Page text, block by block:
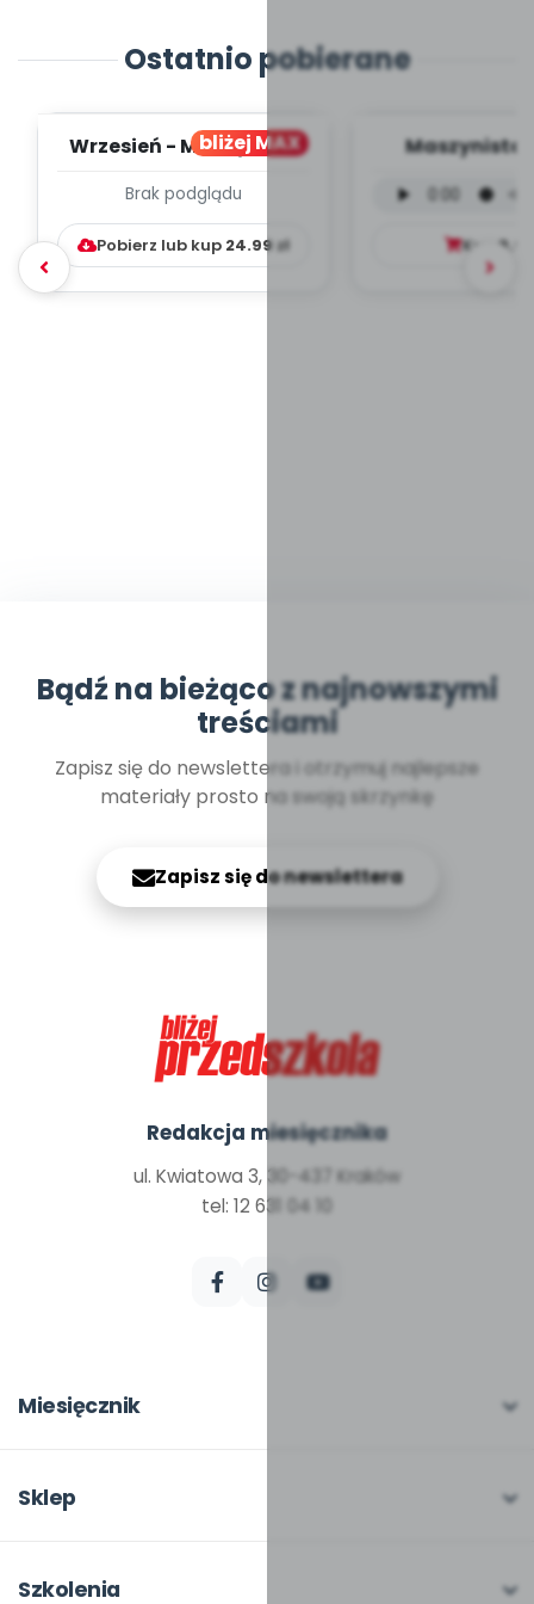
Ostatnio pobierane
bliżej MAX
Wrzesień - MIESIĘCZNY
WYCHOWAWCZO –
DYDAKTYC...
Brak podglądu
Pobierz lub kup 24.99zł
Maszynista
mp3)
Kup 9.99
Bądź na bieżąco z najnowszymi
treściami
Zapisz się do newslettera i otrzymuj najlepsze
materiały prosto na swoją skrzynkę
Zapisz się do newslettera
Redakcja miesięcznika
ul. Kwiatowa 3, 30-437 Kraków
tel: 12 631 04 10
Miesięcznik
W numerze
Pomoce dydaktyczne
Sklep
Moje zakupy
Szkolenia